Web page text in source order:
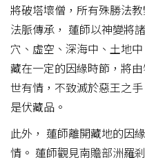
將破塔壞僧，所有殊勝法
法脈傳承， 蓮師以神變將
穴、虛空、深海中、土地
藏在一定的因緣時節，將
世有情，不致滅於惡王之
是伏藏品。
此外， 蓮師離開藏地的因
情。 蓮師觀見南贍部洲羅